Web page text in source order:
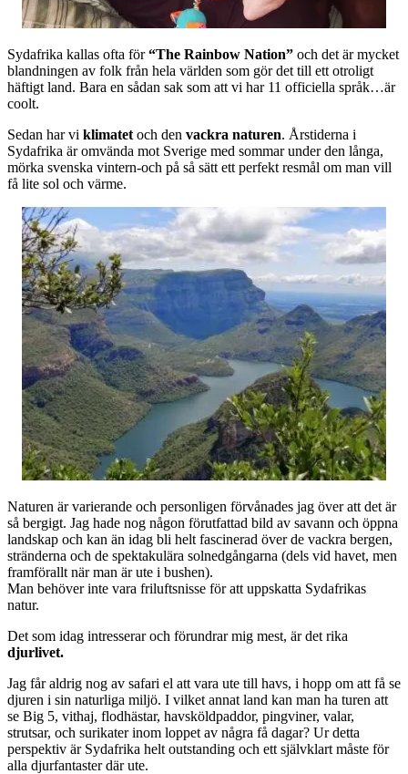
Sydafrika kallas ofta för“The Rainbow Nation” och det är mycket
blandningen av folk från hela världen som gör det till ett otroligt
häftigt land. Bara en sådan sak som att vi har 11 officiella språk…är
coolt.
Sedan har vi klimatet och den vackra naturen. Årstiderna i
Sydafrika är omvända mot Sverige med sommar under den långa,
mörka svenska vintern-och på så sätt ett perfekt resmål om man vill
få lite sol och värme.
Naturen är varierande och personligen förvånades jag över att det är
så bergigt. Jag hade nog någon förutfattad bild av savann och öppna
landskap och kan än idag bli helt fascinerad över de vackra bergen,
stränderna och de spektakulära solnedgångarna (dels vid havet, men
framförallt när man är ute i bushen).
Man behöver inte vara friluftsnisse för att uppskatta Sydafrikas
natur.
Det som idag intresserar och förundrar mig mest, är det rika
djurlivet.
Jag får aldrig nog av safari el att vara ute till havs, i hopp om att få se
djuren i sin naturliga miljö. I vilket annat land kan man ha turen att
se Big 5, vithaj, flodhästar, havsköldpaddor, pingviner, valar,
strutsar, och surikater inom loppet av några få dagar? Ur detta
perspektiv är Sydafrika helt outstanding och ett självklart måste för
alla djurfantaster där ute.